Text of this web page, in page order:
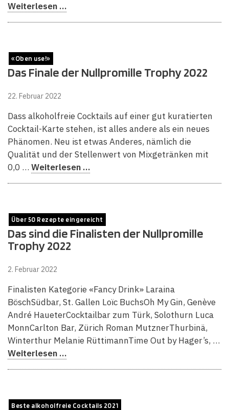
Weiterlesen …
«Oben use!»
Das Finale der Nullpromille Trophy 2022
22. Februar 2022
Dass alkoholfreie Cocktails auf einer gut kuratierten
Cocktail-Karte stehen, ist alles andere als ein neues
Phänomen. Neu ist etwas Anderes, nämlich die
Qualität und der Stellenwert von Mixgetränken mit
0,0 … Weiterlesen …
Über 50 Rezepte eingereicht
Das sind die Finalisten der Nullpromille
Trophy 2022
2. Februar 2022
Finalisten Kategorie «Fancy Drink» Laraina
BöschSüdbar, St. Gallen Loïc BuchsOh My Gin, Genève
André HaueterCocktailbar zum Türk, Solothurn Luca
MonnCarlton Bar, Zürich Roman MutznerThurbinä,
Winterthur Melanie RüttimannTime Out by Hager’s, …
Weiterlesen …
Beste alkoholfreie Cocktails 2021